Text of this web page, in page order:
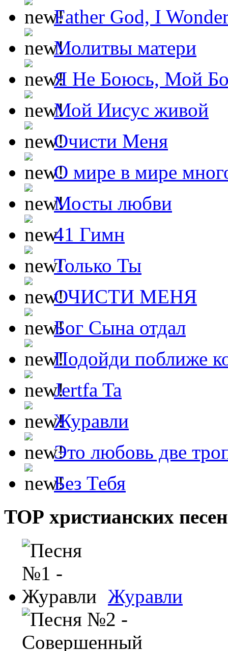
Father God, I
Молитвы матери
Я Не Боюсь, Мой
Мой Иисус живой
Очисти Меня
О мире в мире
Мосты любви
41 Гимн
Только Ты
ОЧИСТИ МЕНЯ
Бог Сына отдал
Подойди поближе
Jertfa Ta
Журавли
Это любовь две
Без Тебя
ТОР христианских песен
Журавли